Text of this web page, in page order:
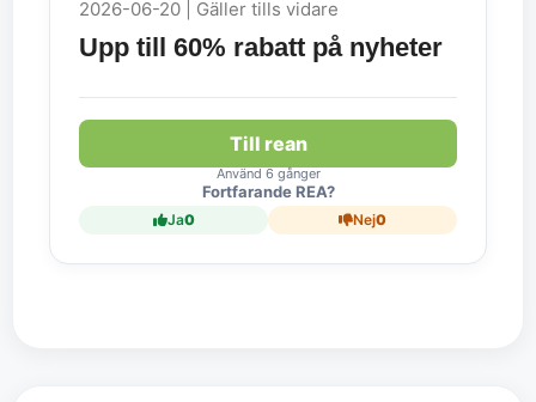
2026-06-20 | Gäller tills vidare
Upp till 60% rabatt på nyheter
Till rean
Använd 6 gånger
Fortfarande REA?
Ja0 Nej0